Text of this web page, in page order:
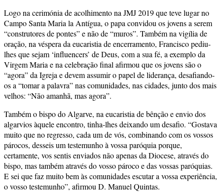
Logo na cerimónia de acolhimento na JMJ 2019 que teve lugar no
Campo Santa Maria la Antígua, o papa convidou os jovens a serem
“construtores de pontes” e não de “muros”. Também na vigília de
oração, na véspera da eucaristia de encerramento, Francisco pediu-
lhes que sejam ‘influencers’ de Deus, com a sua fé, a exemplo da
Virgem Maria e na celebração final afirmou que os jovens são o
“agora” da Igreja e devem assumir o papel de liderança, desafiando-
os a “tomar a palavra” nas comunidades, nas cidades, junto dos mais
velhos: “Não amanhã, mas agora”.
Também o bispo do Algarve, na eucaristia de bênção e envio dos
algarvios àquele encontro, tinha-lhes deixando um desafio. “Gostava
muito que no regresso, cada um de vós, combinando com os vossos
párocos, desseis um testemunho à vossa paróquia porque,
certamente, vos sentis enviados não apenas da Diocese, através do
bispo, mas também através do vosso pároco e das vossas paróquias.
E sei que faz muito bem às comunidades escutar a vossa experiência,
o vosso testemunho”, afirmou D. Manuel Quintas.